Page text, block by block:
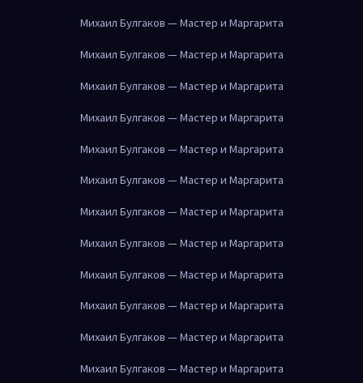
Михаил Булгаков — Мастер и Маргарита
Михаил Булгаков — Мастер и Маргарита
Михаил Булгаков — Мастер и Маргарита
Михаил Булгаков — Мастер и Маргарита
Михаил Булгаков — Мастер и Маргарита
Михаил Булгаков — Мастер и Маргарита
Михаил Булгаков — Мастер и Маргарита
Михаил Булгаков — Мастер и Маргарита
Михаил Булгаков — Мастер и Маргарита
Михаил Булгаков — Мастер и Маргарита
Михаил Булгаков — Мастер и Маргарита
Михаил Булгаков — Мастер и Маргарита